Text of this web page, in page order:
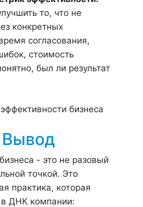
то, что не
конкретных
согласования,
стоимость
был ли результат
Вывод
- это не разовый
точкой. Это
практика, которая
в ДНК компании: